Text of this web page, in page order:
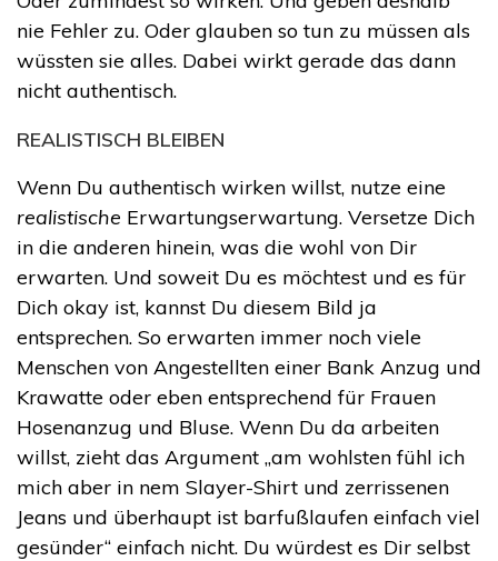
nie Fehler zu. Oder glauben so tun zu müssen als
wüssten sie alles. Dabei wirkt gerade das dann
nicht authentisch.
REALISTISCH BLEIBEN
Wenn Du authentisch wirken willst, nutze eine
realistische Erwartungserwartung. Versetze Dich
in die anderen hinein, was die wohl von Dir
erwarten. Und soweit Du es möchtest und es für
Dich okay ist, kannst Du diesem Bild ja
entsprechen. So erwarten immer noch viele
Menschen von Angestellten einer Bank Anzug und
Krawatte oder eben entsprechend für Frauen
Hosenanzug und Bluse. Wenn Du da arbeiten
willst, zieht das Argument „am wohlsten fühl ich
mich aber in nem Slayer-Shirt und zerrissenen
Jeans und überhaupt ist barfußlaufen einfach viel
gesünder“ einfach nicht. Du würdest es Dir selbst